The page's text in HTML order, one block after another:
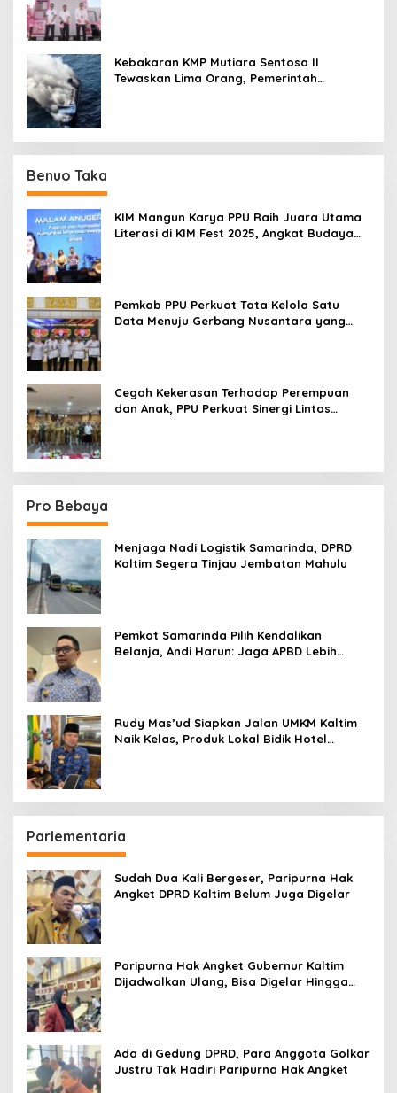
Kebakaran KMP Mutiara Sentosa II
Tewaskan Lima Orang, Pemerintah
Benuo Taka
KIM Mangun Karya PPU Raih Juara Utama
Literasi di KIM Fest 2025, Angkat Budaya
Pemkab PPU Perkuat Tata Kelola Satu
Data Menuju Gerbang Nusantara yang
Cegah Kekerasan Terhadap Perempuan
dan Anak, PPU Perkuat Sinergi Lintas
Pro Bebaya
Menjaga Nadi Logistik Samarinda, DPRD
Kaltim Segera Tinjau Jembatan Mahulu
Pemkot Samarinda Pilih Kendalikan
Belanja, Andi Harun: Jaga APBD Lebih
Rudy Mas’ud Siapkan Jalan UMKM Kaltim
Naik Kelas, Produk Lokal Bidik Hotel
Parlementaria
Sudah Dua Kali Bergeser, Paripurna Hak
Angket DPRD Kaltim Belum Juga Digelar
Paripurna Hak Angket Gubernur Kaltim
Dijadwalkan Ulang, Bisa Digelar Hingga
Ada di Gedung DPRD, Para Anggota Golkar
Justru Tak Hadiri Paripurna Hak Angket